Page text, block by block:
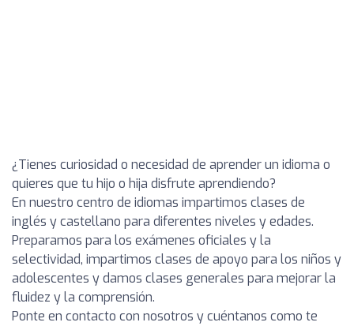
¿Tienes curiosidad o necesidad de aprender un idioma o
quieres que tu hijo o hija disfrute aprendiendo?
En nuestro centro de idiomas impartimos clases de
inglés y castellano para diferentes niveles y edades.
Preparamos para los exámenes oficiales y la
selectividad, impartimos clases de apoyo para los niños y
adolescentes y damos clases generales para mejorar la
fluidez y la comprensión.
Ponte en contacto con nosotros y cuéntanos como te